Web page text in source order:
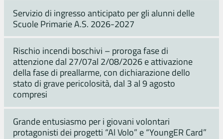
Servizio di ingresso anticipato per gli alunni delle
Scuole Primarie A.S. 2026-2027
Rischio incendi boschivi – proroga fase di
attenzione dal 27/07al 2/08/2026 e attivazione
della fase di preallarme, con dichiarazione dello
stato di grave pericolosità, dal 3 al 9 agosto
compresi
Grande entusiasmo per i giovani volontari
protagonisti dei progetti “Al Volo” e “YoungER Card”